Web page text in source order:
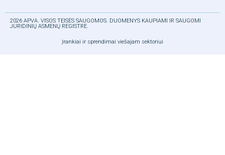
2026 APVA. VISOS TEISĖS SAUGOMOS. DUOMENYS KAUPIAMI IR SAUGOMI
JURIDINIŲ ASMENŲ REGISTRE.
Įrankiai ir sprendimai viešajam sektoriui